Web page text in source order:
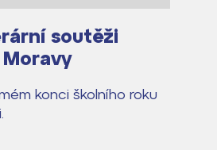
soutěži
konci školního roku